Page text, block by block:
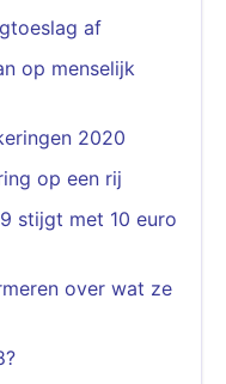
af
op menselijk
2020
op een rij
stijgt met 10 euro
over wat ze